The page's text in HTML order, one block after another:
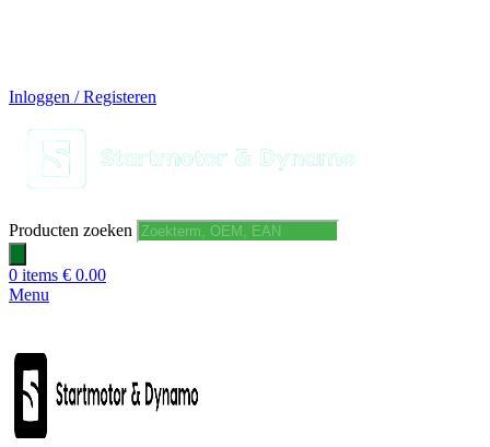
Inloggen / Registeren
Producten zoeken
0 items € 0.00
Menu